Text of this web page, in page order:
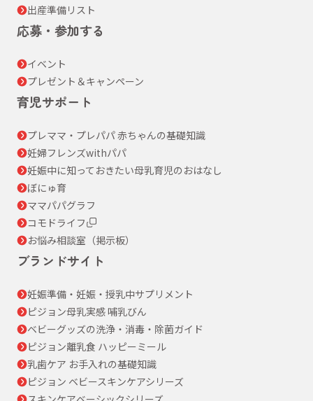
出産準備リスト
応募・参加する
イベント
プレゼント＆キャンペーン
育児サポート
プレママ・プレパパ 赤ちゃんの基礎知識
妊婦フレンズwithパパ
妊娠中に知っておきたい母乳育児のおはなし
ぼにゅ育
ママパパグラフ
コモドライフ
お悩み相談室（掲示板）
ブランドサイト
妊娠準備・妊娠・授乳中サプリメント
ピジョン母乳実感 哺乳びん
ベビーグッズの洗浄・消毒・除菌ガイド
ピジョン離乳食 ハッピーミール
乳歯ケア お手入れの基礎知識
ピジョン ベビースキンケアシリーズ